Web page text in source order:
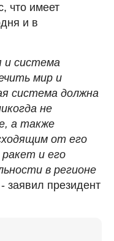
что имеет
и в
и система
мир и
система должна
не
а также
от его
и его
в регионе
заявил президент